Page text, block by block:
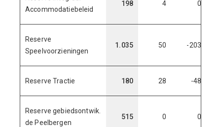
Accommodatiebeleid
198 4 0
Reserve
Speelvoorzieningen
1.035 50 -203
Reserve Tractie 180 28 -48
Reserve gebiedsontwik.
de Peelbergen
515 0 0